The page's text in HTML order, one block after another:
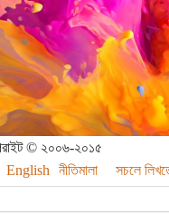
© ২০০৬-২০১৫
English নীতিমালা সচলে